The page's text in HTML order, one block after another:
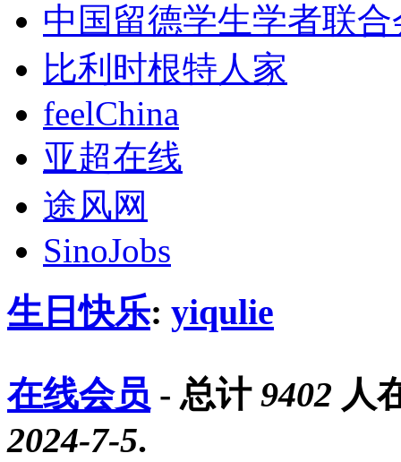
中国留德学生学者联合
比利时根特人家
feelChina
亚超在线
途风网
SinoJobs
生日快乐: yiqulie
在线会员 - 总计 9402 人
2024-7-5.